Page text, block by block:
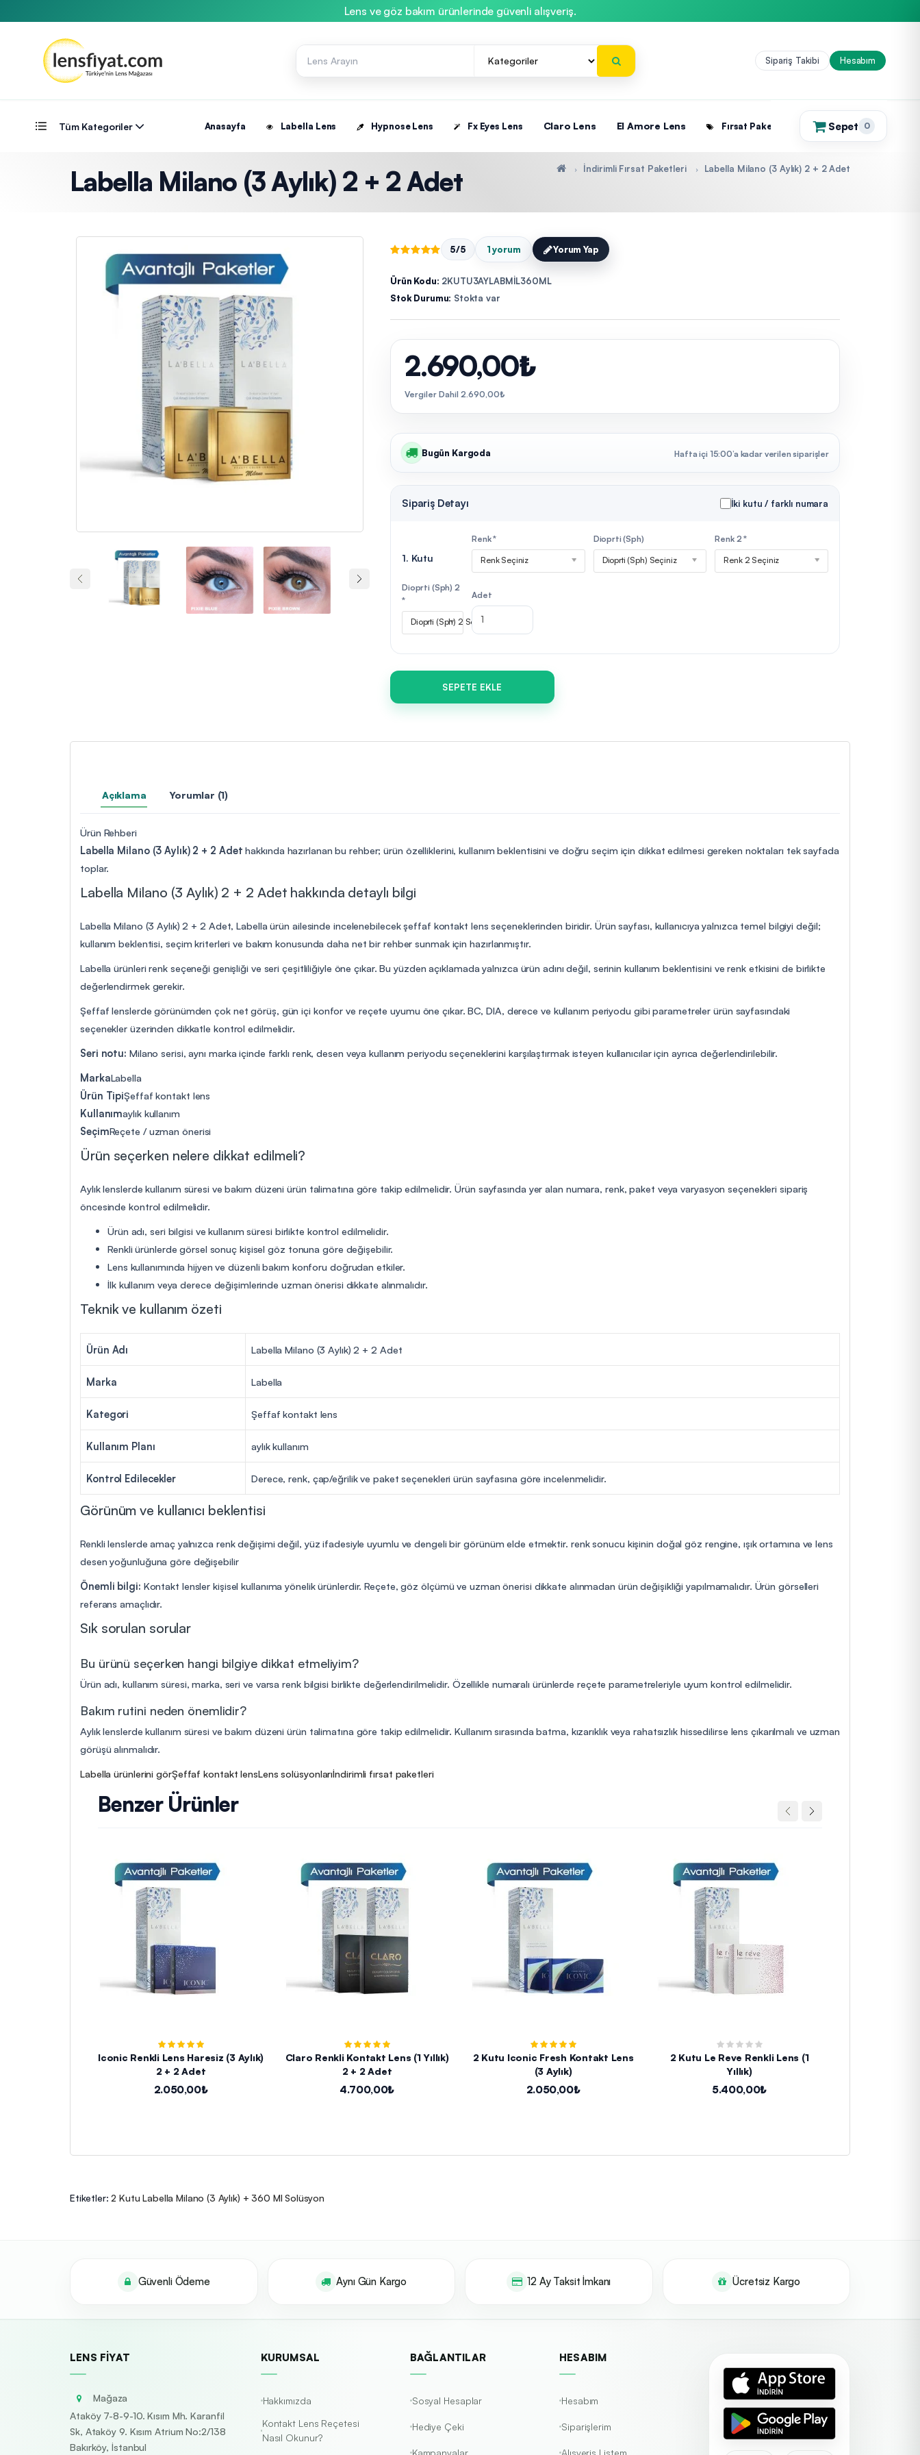
Lens ve göz bakım ürünlerinde güvenli alışveriş.
Sipariş Takibi Hesabım
Tüm Kategoriler Anasayfa Labella Lens Hypnose Lens Fx Eyes Lens Claro Lens El Amore Lens Fırsat Paketleri Sepet 0
(0)
Labella Milano (3 Aylık) 2 + 2 Adet İndirimli Fırsat Paketleri Labella Milano (3 Aylık) 2 + 2 Adet
5/5 1 yorum Yorum Yap
Ürün Kodu: 2KUTU3AYLABMİL360ML
Stok Durumu: Stokta var
2.690,00₺
Vergiler Dahil 2.690,00₺
Bugün Kargoda Hafta içi 15:00’a kadar verilen siparişler
Sipariş Detayı İki kutu / farklı numara
1. Kutu
Renk *
Renk Seçiniz
Dioprti (Sph)
Dioprti (Sph) Seçiniz
Renk 2 *
Renk 2 Seçiniz
Dioprti (Sph) 2
*
Dioprti (Sph) 2 Seçiniz
Adet
SEPETE EKLE
Açıklama Yorumlar (1)
Ürün Rehberi
Labella Milano (3 Aylık) 2 + 2 Adet hakkında hazırlanan bu rehber; ürün özelliklerini, kullanım beklentisini ve doğru seçim için dikkat edilmesi gereken noktaları tek sayfada
toplar.
Labella Milano (3 Aylık) 2 + 2 Adet hakkında detaylı bilgi
Labella Milano (3 Aylık) 2 + 2 Adet, Labella ürün ailesinde incelenebilecek şeffaf kontakt lens seçeneklerinden biridir. Ürün sayfası, kullanıcıya yalnızca temel bilgiyi değil;
kullanım beklentisi, seçim kriterleri ve bakım konusunda daha net bir rehber sunmak için hazırlanmıştır.
Labella ürünleri renk seçeneği genişliği ve seri çeşitliliğiyle öne çıkar. Bu yüzden açıklamada yalnızca ürün adını değil, serinin kullanım beklentisini ve renk etkisini de birlikte
değerlendirmek gerekir.
Şeffaf lenslerde görünümden çok net görüş, gün içi konfor ve reçete uyumu öne çıkar. BC, DIA, derece ve kullanım periyodu gibi parametreler ürün sayfasındaki
seçenekler üzerinden dikkatle kontrol edilmelidir.
Seri notu: Milano serisi, aynı marka içinde farklı renk, desen veya kullanım periyodu seçeneklerini karşılaştırmak isteyen kullanıcılar için ayrıca değerlendirilebilir.
MarkaLabella
Ürün TipiŞeffaf kontakt lens
Kullanımaylık kullanım
SeçimReçete / uzman önerisi
Ürün seçerken nelere dikkat edilmeli?
Aylık lenslerde kullanım süresi ve bakım düzeni ürün talimatına göre takip edilmelidir. Ürün sayfasında yer alan numara, renk, paket veya varyasyon seçenekleri sipariş
öncesinde kontrol edilmelidir.
Ürün adı, seri bilgisi ve kullanım süresi birlikte kontrol edilmelidir.
Renkli ürünlerde görsel sonuç kişisel göz tonuna göre değişebilir.
Lens kullanımında hijyen ve düzenli bakım konforu doğrudan etkiler.
İlk kullanım veya derece değişimlerinde uzman önerisi dikkate alınmalıdır.
Teknik ve kullanım özeti
Ürün Adı Labella Milano (3 Aylık) 2 + 2 Adet
Marka Labella
Kategori Şeffaf kontakt lens
Kullanım Planı aylık kullanım
Kontrol Edilecekler Derece, renk, çap/eğrilik ve paket seçenekleri ürün sayfasına göre incelenmelidir.
Görünüm ve kullanıcı beklentisi
Renkli lenslerde amaç yalnızca renk değişimi değil, yüz ifadesiyle uyumlu ve dengeli bir görünüm elde etmektir. renk sonucu kişinin doğal göz rengine, ışık ortamına ve lens
desen yoğunluğuna göre değişebilir
Önemli bilgi: Kontakt lensler kişisel kullanıma yönelik ürünlerdir. Reçete, göz ölçümü ve uzman önerisi dikkate alınmadan ürün değişikliği yapılmamalıdır. Ürün görselleri
referans amaçlıdır.
Sık sorulan sorular
Bu ürünü seçerken hangi bilgiye dikkat etmeliyim?
Ürün adı, kullanım süresi, marka, seri ve varsa renk bilgisi birlikte değerlendirilmelidir. Özellikle numaralı ürünlerde reçete parametreleriyle uyum kontrol edilmelidir.
Bakım rutini neden önemlidir?
Aylık lenslerde kullanım süresi ve bakım düzeni ürün talimatına göre takip edilmelidir. Kullanım sırasında batma, kızarıklık veya rahatsızlık hissedilirse lens çıkarılmalı ve uzman
görüşü alınmalıdır.
Labella ürünlerini görŞeffaf kontakt lensLens solüsyonlarıİndirimli fırsat paketleri
Benzer Ürünler
Iconic Renkli Lens Haresiz (3 Aylık)
2 + 2 Adet
2.050,00₺
Claro Renkli Kontakt Lens (1 Yıllık)
2 + 2 Adet
4.700,00₺
2 Kutu Iconic Fresh Kontakt Lens
(3 Aylık)
2.050,00₺
2 Kutu Le Reve Renkli Lens (1
Yıllık)
5.400,00₺
Etiketler: 2 Kutu Labella Milano (3 Aylık) + 360 Ml Solüsyon
Güvenli Ödeme Aynı Gün Kargo 12 Ay Taksit İmkanı Ücretsiz Kargo
LENS FIYAT
Mağaza
Ataköy 7-8-9-10. Kısım Mh. Karanfil
Sk, Ataköy 9. Kısım Atrium No:2/138
Bakırköy, İstanbul
KURUMSAL
Hakkımızda
Kontakt Lens Reçetesi
Nasıl Okunur?
BAĞLANTILAR
Sosyal Hesaplar
Hediye Çeki
Kampanyalar
HESABIM
Hesabım
Siparişlerim
Alışveriş Listem